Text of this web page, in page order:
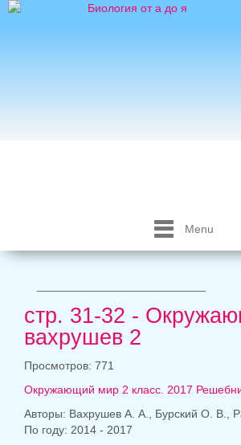
Menu
стр. 31-32 -
вахрушев 2
Просмотров: 771
Окружающий мир 2 класс. 2017
Авторы: Вахрушев А. А., Бурский О. В.,
По году: 2014 - 2017